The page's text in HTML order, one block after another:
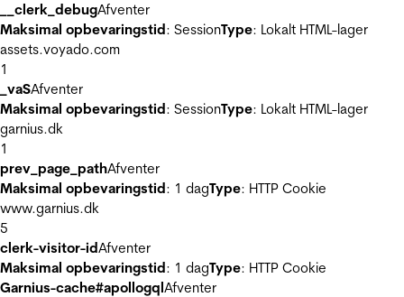
__clerk_debugAfventer
Maksimal opbevaringstid: SessionType: Lokalt HTML-lager
assets.voyado.com
1
_vaSAfventer
Maksimal opbevaringstid: SessionType: Lokalt HTML-lager
garnius.dk
1
prev_page_pathAfventer
Maksimal opbevaringstid: 1 dagType: HTTP Cookie
www.garnius.dk
5
clerk-visitor-idAfventer
Maksimal opbevaringstid: 1 dagType: HTTP Cookie
Garnius-cache#apollogqlAfventer